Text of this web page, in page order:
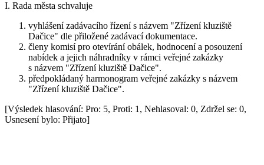
I. Rada města schvaluje
vyhlášení zadávacího řízení s názvem "Zřízení kluziště
Dačice" dle přiložené zadávací dokumentace.
členy komisí pro otevírání obálek, hodnocení a posouzení
nabídek a jejich náhradníky v rámci veřejné zakázky
s názvem "Zřízení kluziště Dačice".
předpokládaný harmonogram veřejné zakázky s názvem
"Zřízení kluziště Dačice".
[Výsledek hlasování: Pro: 5, Proti: 1, Nehlasoval: 0, Zdržel se: 0,
Usnesení bylo: Přijato]